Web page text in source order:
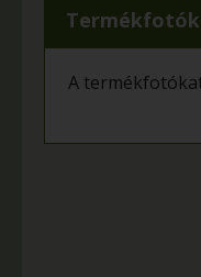
Termékfotók
A